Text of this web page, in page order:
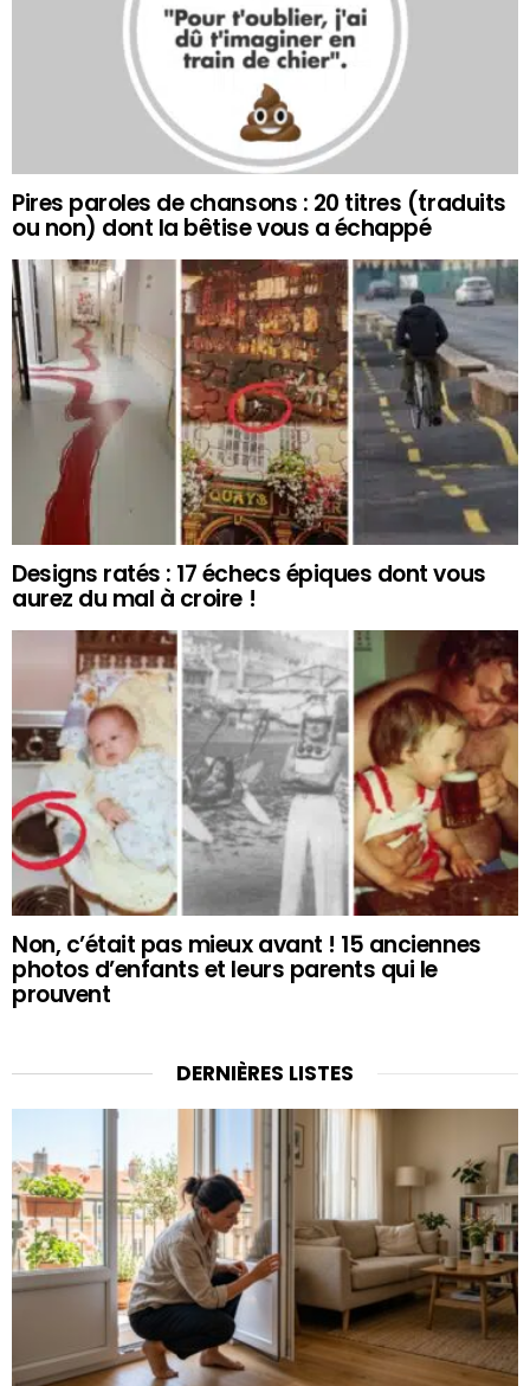
Pires paroles de chansons : 20 titres (traduits
ou non) dont la bêtise vous a échappé
Designs ratés : 17 échecs épiques dont vous
aurez du mal à croire !
Non, c’était pas mieux avant ! 15 anciennes
photos d’enfants et leurs parents qui le
prouvent
DERNIÈRES LISTES